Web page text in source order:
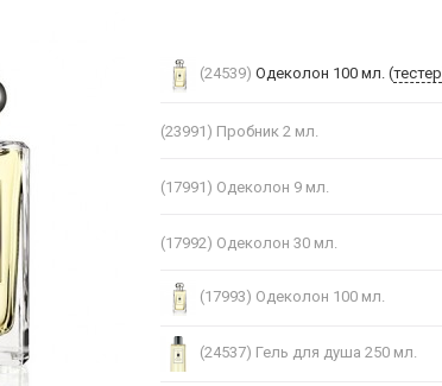
(24539) Одеколон 100 мл. (тестер
(23991) Пробник 2 мл.
(17991) Одеколон 9 мл.
(17992) Одеколон 30 мл.
(17993) Одеколон 100 мл.
(24537) Гель для душа 250 мл.